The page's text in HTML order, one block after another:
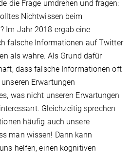
die Frage umdrehen und fragen:
Nichtwissen beim
Im Jahr 2018 ergab eine
falsche Informationen auf Twitter
als wahre. Als Grund dafür
dass falsche Informationen oft
Erwartungen
was nicht unseren Erwartungen
Gleichzeitig sprechen
häufig auch unsere
man wissen! Dann kann
helfen, einen kognitiven